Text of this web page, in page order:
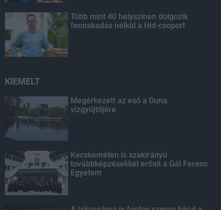
Több mint 40 helyszínen dolgozik
fennakadás nélkül a Híd-csoport
KIEMELT
Megérkezett az eső a Duna
vízgyűjtőjére
Kecskeméten is szakirányú
továbbképzésekkel erősít a Gál Ferenc
Egyetem